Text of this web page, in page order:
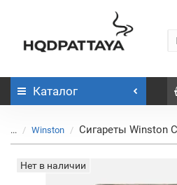
Каталог
... Winston Сигареты Winston
Нет в наличии